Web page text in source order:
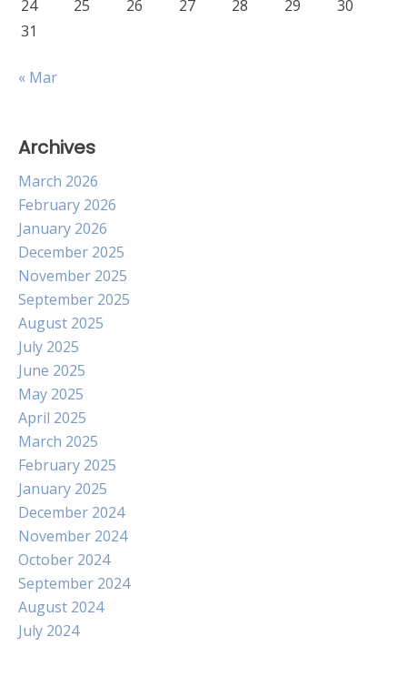
24 25 26 27 28 29
30
31
« Mar
Archives
March 2026
February 2026
January 2026
December 2025
November 2025
September 2025
August 2025
July 2025
June 2025
May 2025
April 2025
March 2025
February 2025
January 2025
December 2024
November 2024
October 2024
September 2024
August 2024
July 2024